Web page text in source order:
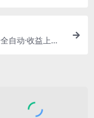
自动·收益上不